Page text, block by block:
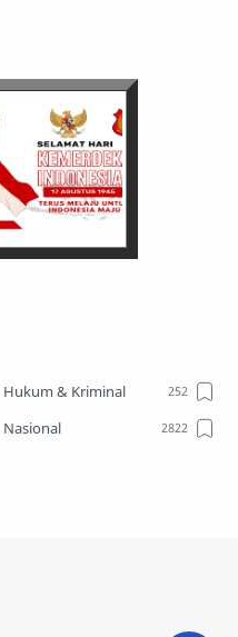
Hukum & Kriminal
Nasional